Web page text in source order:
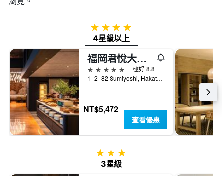
4星級
4星級以上
福岡君悅大酒店
5星級
極好 8.8
1- 2- 82 Sumiyoshi, Hakata- Ku, 福岡, 日本
NT$5,472
查看優惠
3星級
3星級